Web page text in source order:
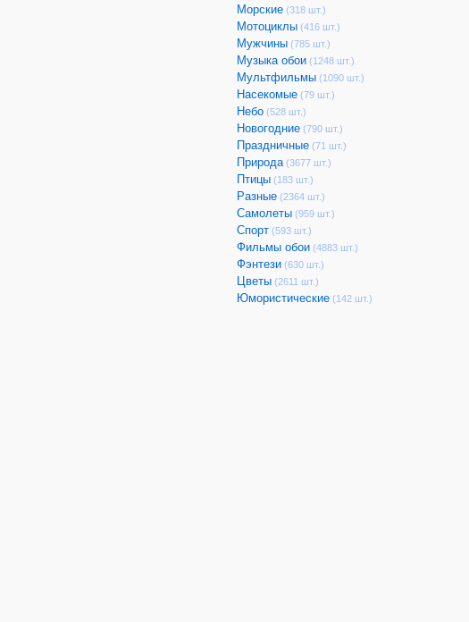
Морские (318 шт.)
Мотоциклы (416 шт.)
Мужчины (785 шт.)
Музыка обои (1248 шт.)
Мультфильмы (1090 шт.)
Насекомые (79 шт.)
Небо (528 шт.)
Новогодние (790 шт.)
Праздничные (71 шт.)
Природа (3677 шт.)
Птицы (183 шт.)
Разные (2364 шт.)
Самолеты (959 шт.)
Спорт (593 шт.)
Фильмы обои (4883 шт.)
Фэнтези (630 шт.)
Цветы (2611 шт.)
Юмористические (142 шт.)